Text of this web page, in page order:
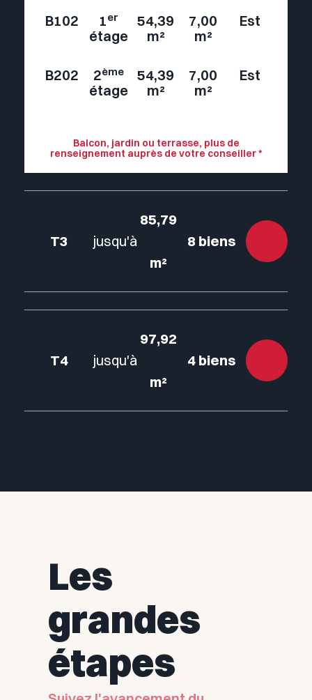
B102 1er
étage
54,39
m²
7,00
m²
Est
B202 2ème
étage
54,39
m²
7,00
m²
Est
Balcon, jardin ou terrasse, plus de
renseignement auprès de votre conseiller *
T3 jusqu'à
85,79
m²
8 biens
T4 jusqu'à
97,92
m²
4 biens
Les
grandes
étapes